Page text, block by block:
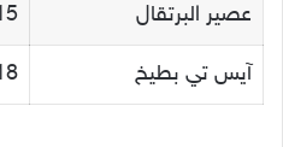
عصير البرتقال
آيس تي بطيخ